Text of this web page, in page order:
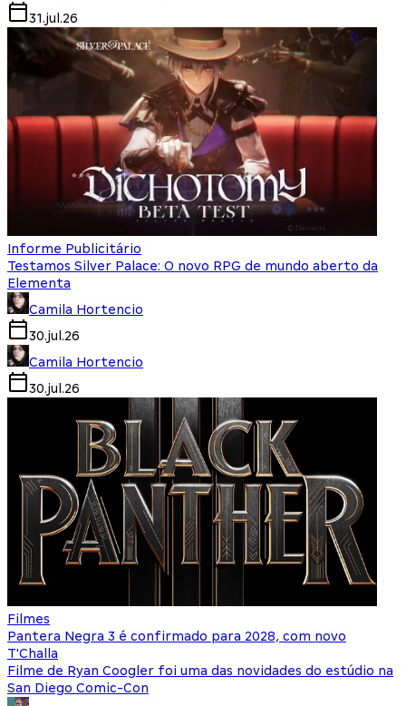
31.jul.26
Informe Publicitário
Testamos Silver Palace: O novo RPG de mundo aberto da
Elementa
Camila Hortencio
30.jul.26
Camila Hortencio
30.jul.26
Filmes
Pantera Negra 3 é confirmado para 2028, com novo
T'Challa
Filme de Ryan Coogler foi uma das novidades do estúdio na
San Diego Comic-Con